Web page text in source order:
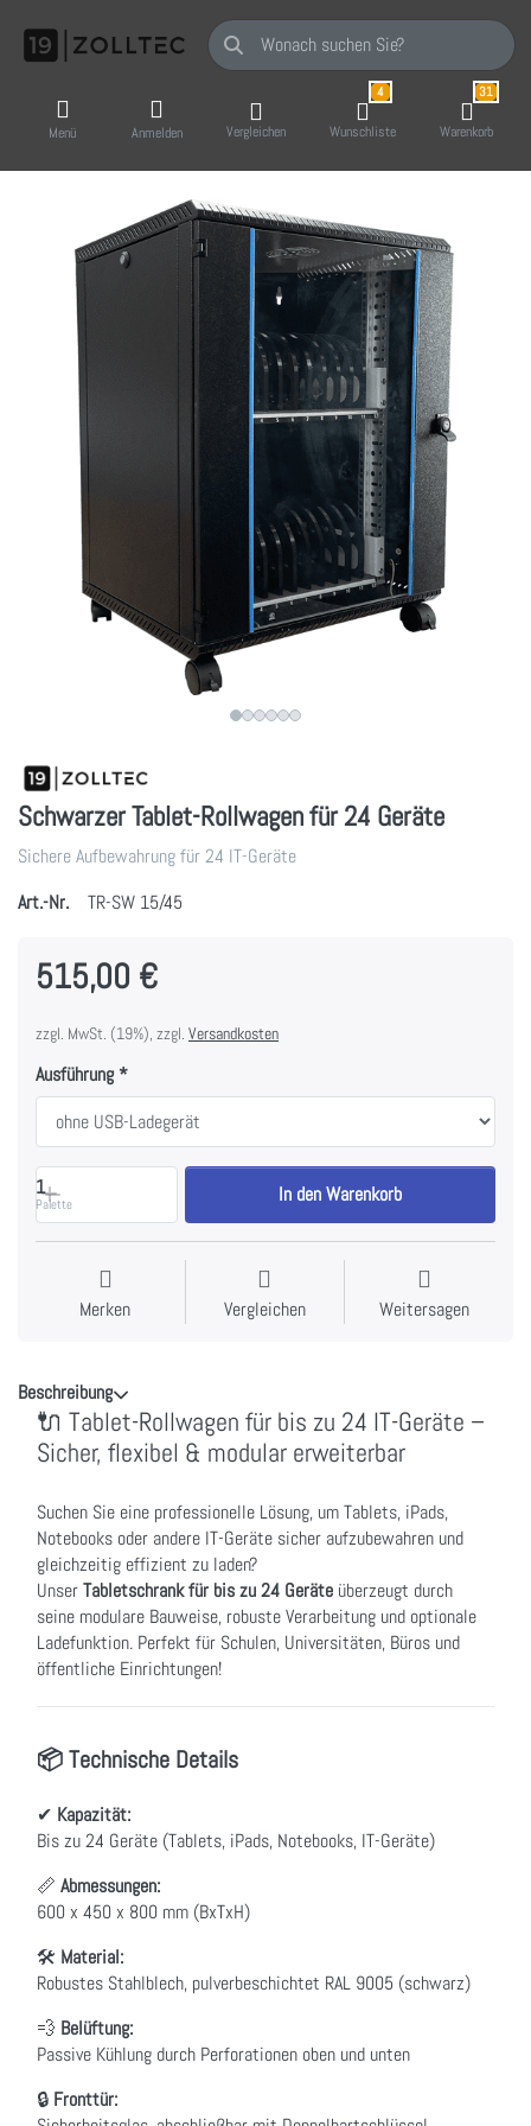
Geben Sie einen Suchbegriff ein. Während
Menü Anmelden Vergleichen
4
Wunschliste
31
Warenkorb
Schwarzer Tablet-Rollwagen für 24 Geräte
Sichere Aufbewahrung für 24 IT-Geräte
Art.-Nr.
TR-SW 15/45
515,00 €
zzgl. MwSt. (19%), zzgl. Versandkosten
Ausführung
1
Palette In den Warenkorb
Merken Vergleichen Weitersagen
Beschreibung
🔌 Tablet-Rollwagen für bis zu 24 IT-Geräte –
Sicher, flexibel & modular erweiterbar
Suchen Sie eine professionelle Lösung, um Tablets, iPads,
Notebooks oder andere IT-Geräte sicher aufzubewahren und
gleichzeitig effizient zu laden?
UnserTabletschrank für bis zu 24 Geräte überzeugt durch
seine modulare Bauweise, robuste Verarbeitung und optionale
Ladefunktion. Perfekt für Schulen, Universitäten, Büros und
öffentliche Einrichtungen!
📦 Technische Details
✔ Kapazität:
Bis zu 24 Geräte (Tablets, iPads, Notebooks, IT-Geräte)
📏 Abmessungen:
600 x 450 x 800 mm (BxTxH)
🛠 Material:
Robustes Stahlblech, pulverbeschichtet RAL 9005 (schwarz)
💨 Belüftung:
Passive Kühlung durch Perforationen oben und unten
🔒 Fronttür: